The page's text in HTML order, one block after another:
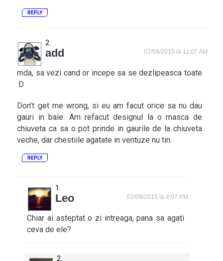
REPLY
add 02/09/2015 la 11:07 AM
mda, sa vezi cand or incepe sa se dezlipeasca toate
:D
Don’t get me wrong, si eu am facut orice sa nu dau
gauri in baie. Am refacut designul la o masca de
chiuveta ca sa o pot prinde in gaurile de la chiuveta
veche, dar chestiile agatate in ventuze nu tin.
REPLY
Leo 02/09/2015 la 4:07 PM
Chiar ai asteptat o zi intreaga, pana sa agati
ceva de ele?